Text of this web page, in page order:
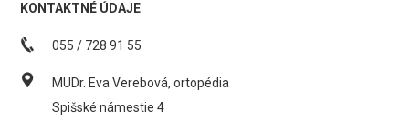
KONTAKTNÉ ÚDAJE
055 / 728 91 55
MUDr. Eva Verebová, ortopédia
Spišské námestie 4